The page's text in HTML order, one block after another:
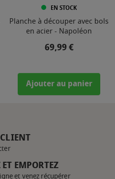
EN STOCK
Planche à découper avec bols
en acier - Napoléon
Prix
69,99 €
Ajouter au panier
EMPORTEZ
et venez récupérer